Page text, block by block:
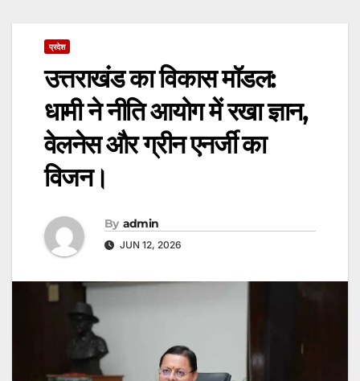
प्रदेश
उत्तराखंड का विकास मॉडल:
धामी ने नीति आयोग में रखा ज्ञान,
वेलनेस और ग्रीन एनर्जी का
विजन।
By admin
JUN 12, 2026